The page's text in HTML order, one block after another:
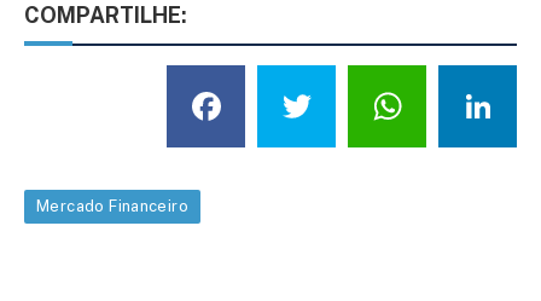
COMPARTILHE:
Facebook
Twitter
Mercado Financeiro